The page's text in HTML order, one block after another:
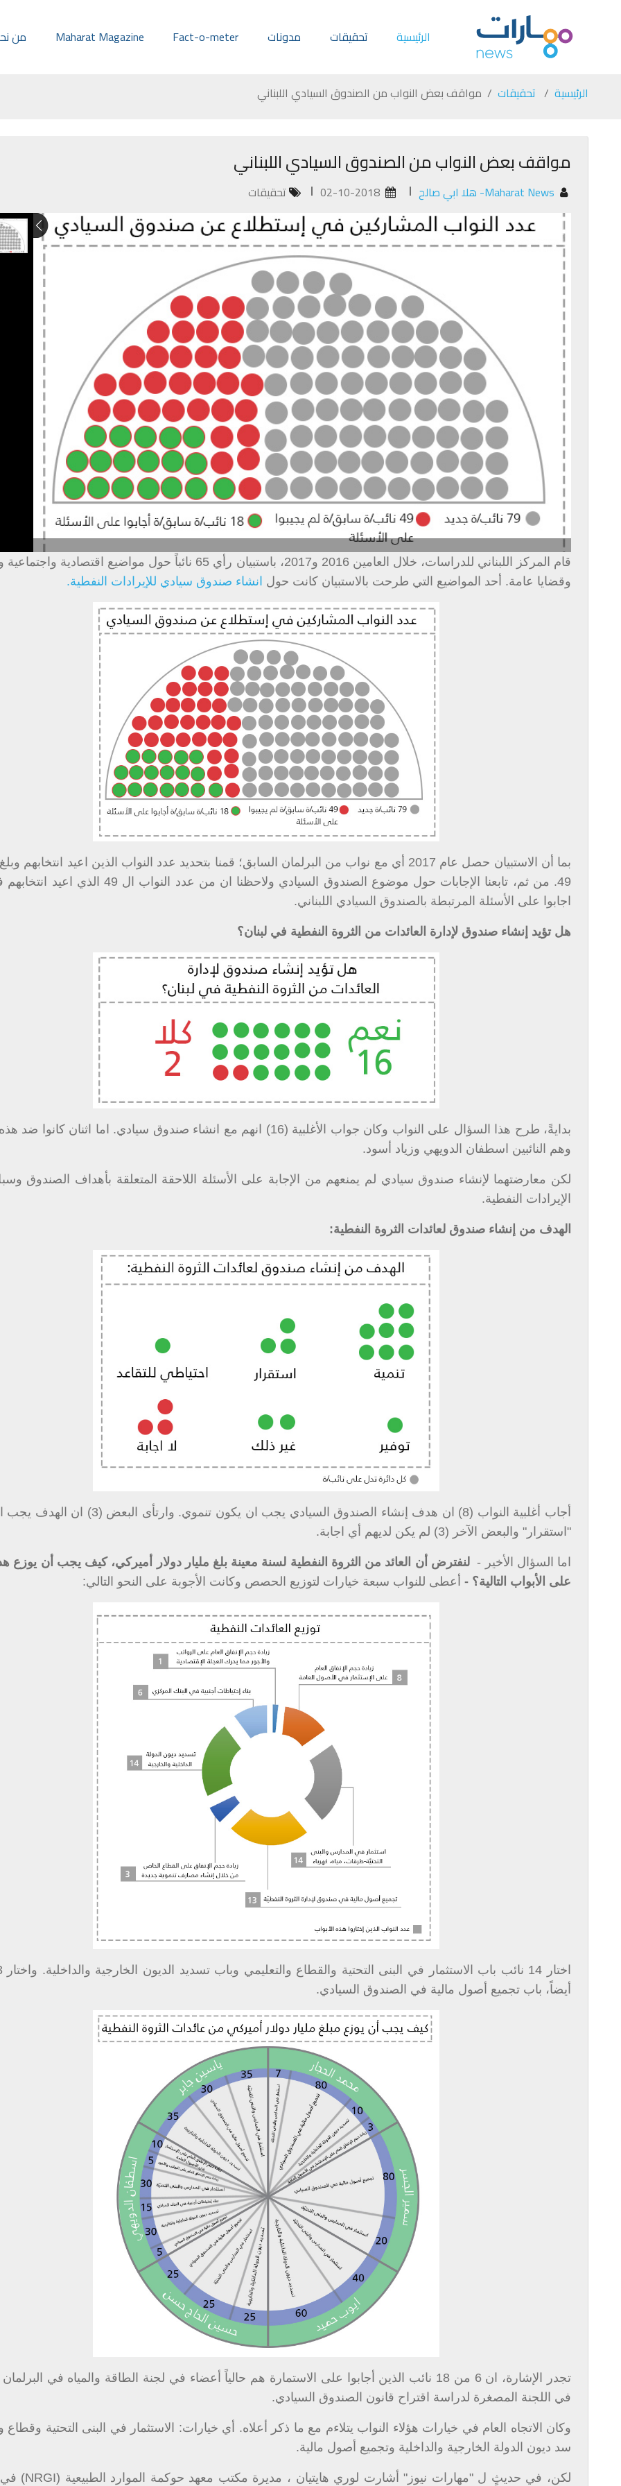
الرئيسية تحقيقات مدونات Fact-o-meter
Maharat Magazine من
الرئيسية تحقيقات مواقف بعض النواب من الصندوق السيادي اللبناني
مواقف بعض النواب من الصندوق السيادي اللبناني
Maharat News- هلا ابي صالح تحقيقات
قام المركز اللبناني للدراسات، خلال العامين 2016 و2017، باستبيان رأي 65 نائباً حول مواضيع
وقضايا عامة. أحد المواضيع التي طرحت بالاستبيان كانت حول انشاء صندوق سيادي للإيرادات النفطية.
بما أن الاستبيان حصل عام 2017 أي مع نواب من البرلمان السابق؛ قمنا بتحديد عدد النواب الذين اعيد انتخابهم
اجابوا على الأسئلة المرتبطة بالصندوق السيادي اللبناني.
هل تؤيد إنشاء صندوق لإدارة العائدات من الثروة النفطية في لبنان؟
بدايةً، طرح هذا السؤال على النواب وكان جواب الأغلبية (16) انهم مع انشاء صندوق سيادي. اما اثنان
وهم النائبين اسطفان الدويهي وزياد أسود.
لكن معارضتهما لإنشاء صندوق سيادي لم يمنعهم من الإجابة على الأسئلة اللاحقة المتعلقة بأهداف الصندوق
الإيرادات النفطية.
الهدف من إنشاء صندوق لعائدات الثروة النفطية:
أجاب أغلبية النواب (8) ان هدف إنشاء الصندوق السيادي يجب ان يكون تنموي.
"استقرار" والبعض الآخر (3) لم يكن لديهم أي اجابة.
اما السؤال الأخير -لنفترض أن العائد من الثروة النفطية لسنة معينة بلغ مليار دولار أميركي، كيف يجب أن يوزع
على الأبواب التالية؟ - أعطى للنواب سبعة خيارات لتوزيع الحصص وكانت الأجوبة على النحو التالي:
أيضاً، باب تجميع أصول مالية في الصندوق السيادي.
تجدر الإشارة، ان 6 من 18 نائب الذين أجابوا على الاستمارة هم حالياً أعضاء في لجنة الطاقة والمياه في
في اللجنة المصغرة لدراسة اقتراح قانون الصندوق السيادي.
وكان الاتجاه العام في خيارات هؤلاء النواب يتلاءم مع ما ذكر أعلاه. أي خيارات: الاستثمار في البنى التحتية وقطاع
سد ديون الدولة الخارجية والداخلية وتجميع أصول مالية.
لكن، في حديثٍ ل "مهارات نيوز" أشارت لوري هايتيان ، مديرة مكتب معهد حوكمة الموارد الطبيعية (NRGI
)